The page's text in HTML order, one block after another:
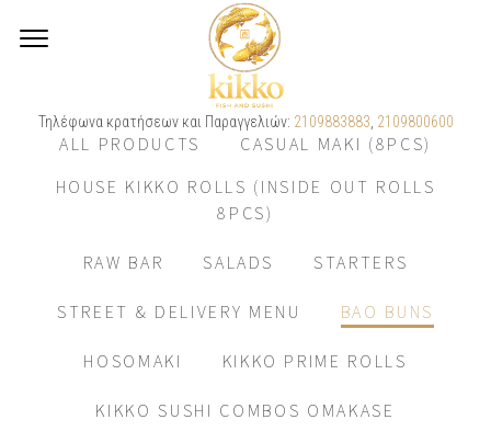
Τηλέφωνα κρατήσεων και Παραγγελιών: 2109883883 2109800600
ALL PRODUCTS
CASUAL MAKI (8PCS)
HOUSE KIKKO ROLLS (INSIDE OUT ROLLS
8PCS)
RAW BAR SALADS STARTERS
STREET & DELIVERY MENU BAO BUNS
HOSOMAKI KIKKO PRIME ROLLS
KIKKO SUSHI COMBOS OMAKASE